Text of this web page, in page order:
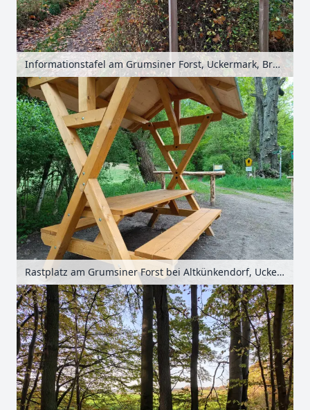
Informationstafel am Grumsiner Forst, Uckermark, Brandenburg, Deutschland
Rastplatz am Grumsiner Forst bei Altkünkendorf, Uckermark, Brandenburg, Deutschland